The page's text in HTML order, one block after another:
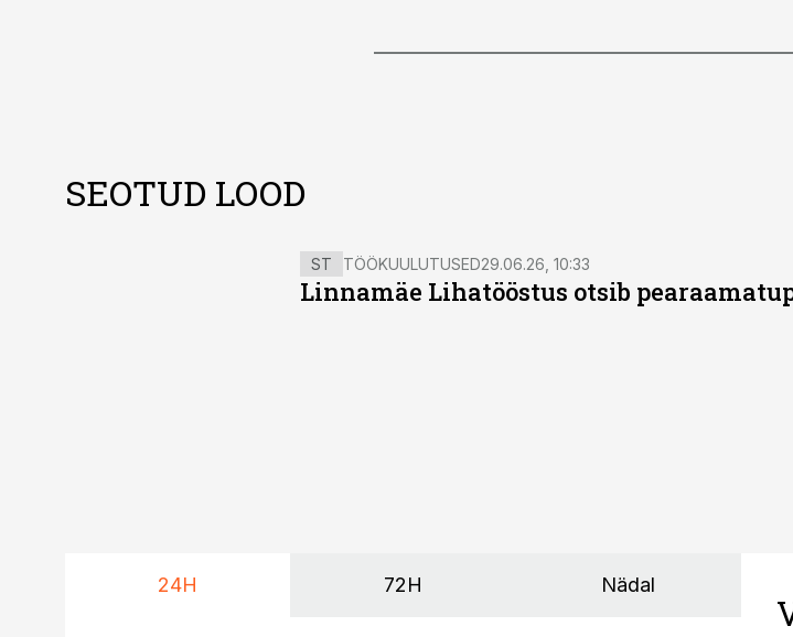
SEOTUD LOOD
ST TÖÖKUULUTUSED29.06.26, 10:33
Linnamäe Lihatööstus otsib
24H 72H Nädal